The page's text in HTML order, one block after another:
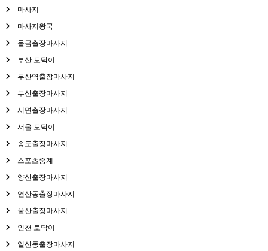
마사지
마사지왕국
물금출장마사지
부산 토닥이
부산역출장마사지
부산출장마사지
서면출장마사지
서울 토닥이
송도출장마사지
스포츠중계
양산출장마사지
연산동출장마사지
울산출장마사지
인천 토닥이
일산동출장마사지